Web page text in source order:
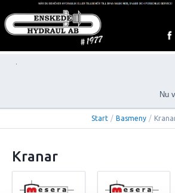
Nu
Start / Basmeny /
Kranar